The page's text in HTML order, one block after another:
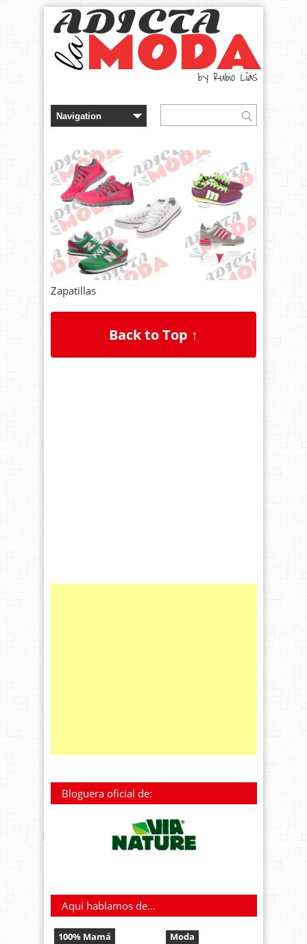
Zapatillas
Back to Top ↑
Bloguera oficial de:
Aquí hablamos de…
100% Mamá Moda